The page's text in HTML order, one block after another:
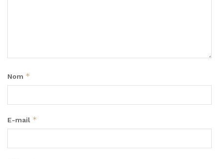
Nom *
E-mail *